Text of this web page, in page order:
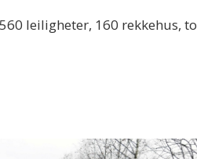
leiligheter, 160 rekkehus, to